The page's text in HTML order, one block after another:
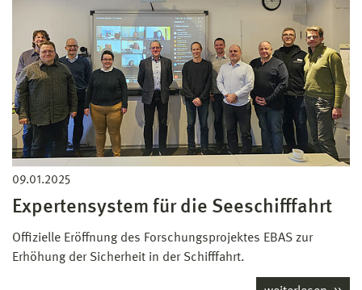
09.01.2025
Expertensystem für die Seeschifffahrt
Offizielle Eröffnung des Forschungsprojektes EBAS zur
Erhöhung der Sicherheit in der Schifffahrt.